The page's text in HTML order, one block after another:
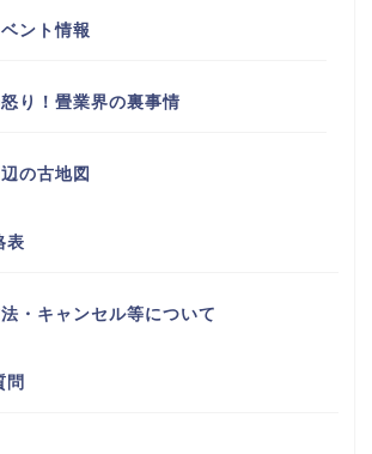
ント情報
り！畳業界の裏事情
の古地図
表
・キャンセル等について
問